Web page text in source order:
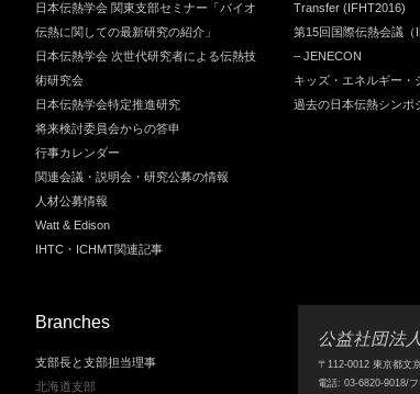
日本伝熱学会 関東支部セミナー「バイオ
伝熱に関しての最新研究の紹介」
日本伝熱学会 次世代研究者による伝熱技
術研究会
日本伝熱学会特定推進研究
将来検討委員会からの答申
行事カレンダー
関連会議・説明会・研究公募の情報
人材公募情報
Watt & Edison
IHTC・ICHMT関連記事
Transfer (IFHT2016)
第15回国際伝熱会議（
– JENECON
キッズ・エネルギー・
過去の日本伝熱シンポ
Branches
支部長と支部担当理事
北海道支部
公益社団法
〒112-0012 東京都文
電話: 03-6820-9018/